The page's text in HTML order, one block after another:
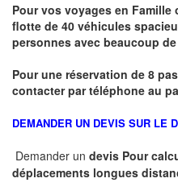
Pour vos voyages en
flotte de 40 véhicules
personnes avec beaucoup
Pour une réservation de 8
contacter par téléphone au
DEMANDER UN DEVIS SUR LE
Demander un devis Pour
déplacements longues